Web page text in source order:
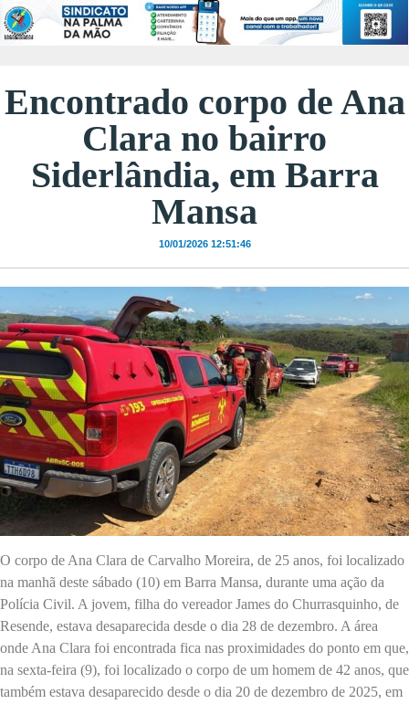
Encontrado corpo de Ana
Clara no bairro
Siderlândia, em Barra
Mansa
10/01/2026 12:51:46
O corpo de Ana Clara de Carvalho Moreira, de 25 anos, foi localizado
na manhã deste sábado (10) em Barra Mansa, durante uma ação da
Polícia Civil. A jovem, filha do vereador James do Churrasquinho, de
Resende, estava desaparecida desde o dia 28 de dezembro. A área
onde Ana Clara foi encontrada fica nas proximidades do ponto em que,
na sexta-feira (9), foi localizado o corpo de um homem de 42 anos, que
também estava desaparecido desde o dia 20 de dezembro de 2025, em